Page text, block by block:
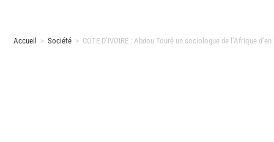
Accueil > Société > COTE D’IVOIRE : Abdou Touré un sociologue de l’Afrique d’en